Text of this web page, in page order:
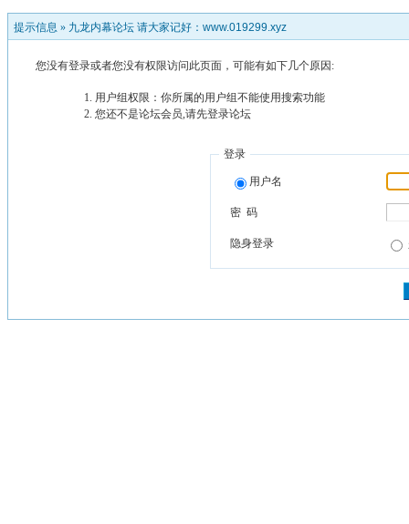
提示信息 » 九龙内幕论坛 请大家记好：www.019299.xyz
您没有登录或者您没有权限访问此页面，可能有如下几个原因:
用户组权限：你所属的用户组不能使用搜索功能
您还不是论坛会员,请先登录论坛
登录
用户名
密 码
隐身登录